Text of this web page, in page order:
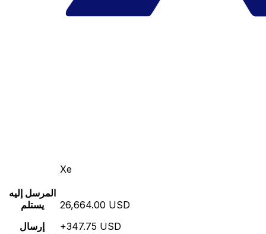
Xe
المرسل إليه
يستلم
إرسال
26,664.00 USD
+347.75 USD